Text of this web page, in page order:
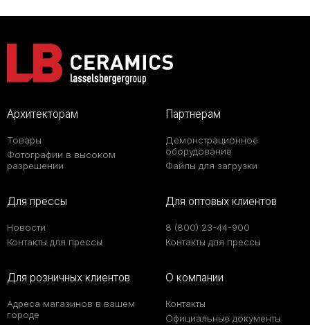
Архитекторам
Товары
Фотографии в высоком
разрешении
Партнерам
Демонстрационное
оборудование
Файлы для загрузки
Для прессы
Новости
Контакты для прессы
Для оптовых клиентов
8 (800) 23-44-900
Контакты для прессы
Для розничных клиентов
Адреса магазинов в вашем
городе
О компании
Контакты
Официальные документы